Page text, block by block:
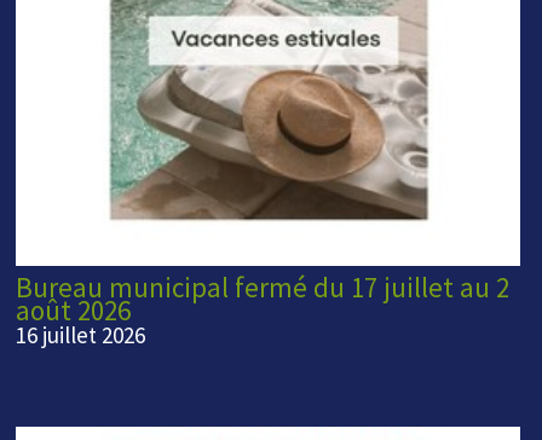
Bureau municipal fermé du 17 juillet au 2
août 2026
16 juillet 2026